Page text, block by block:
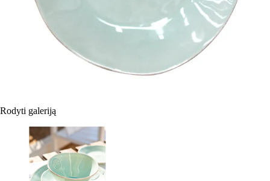
Rodyti galeriją